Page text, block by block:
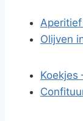
Olijven
Koekjes